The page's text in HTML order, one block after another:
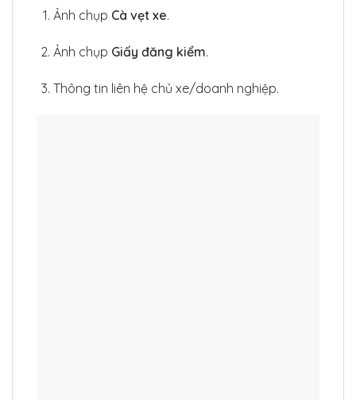
Ảnh chụp Cà vẹt xe.
Ảnh chụp Giấy đăng kiểm.
Thông tin liên hệ chủ xe/doanh nghiệp.